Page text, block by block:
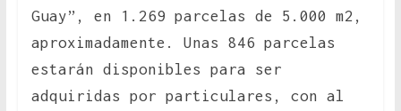
Guay”, en 1.269 parcelas de 5.000 m2,
aproximadamente. Unas 846 parcelas
estarán disponibles para ser
adquiridas por particulares, con al